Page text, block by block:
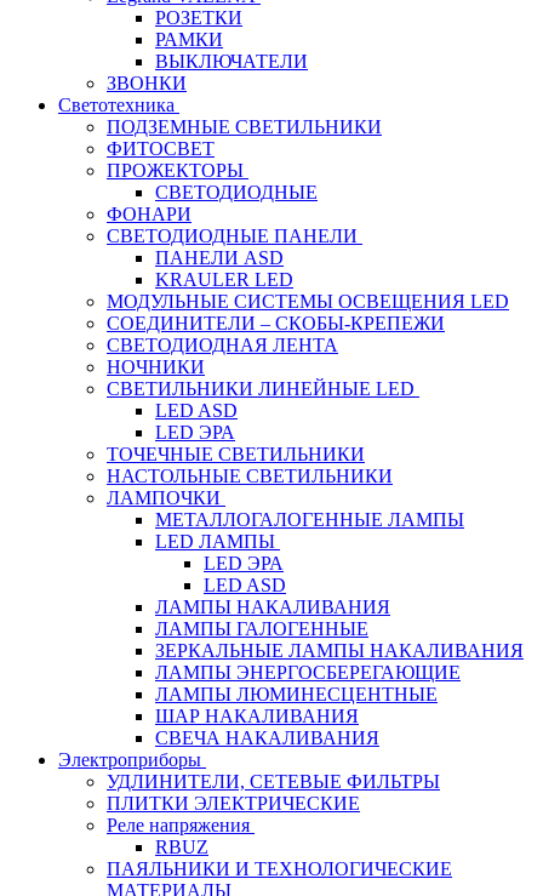
РОЗЕТКИ
РАМКИ
ВЫКЛЮЧАТЕЛИ
ЗВОНКИ
Светотехника
ПОДЗЕМНЫЕ СВЕТИЛЬНИКИ
ФИТОСВЕТ
ПРОЖЕКТОРЫ
СВЕТОДИОДНЫЕ
ФОНАРИ
СВЕТОДИОДНЫЕ ПАНЕЛИ
ПАНЕЛИ ASD
KRAULER LED
МОДУЛЬНЫЕ СИСТЕМЫ ОСВЕЩЕНИЯ LED
СОЕДИНИТЕЛИ – СКОБЫ-КРЕПЕЖИ
СВЕТОДИОДНАЯ ЛЕНТА
НОЧНИКИ
СВЕТИЛЬНИКИ ЛИНЕЙНЫЕ LED
LED ASD
LED ЭРА
ТОЧЕЧНЫЕ СВЕТИЛЬНИКИ
НАСТОЛЬНЫЕ СВЕТИЛЬНИКИ
ЛАМПОЧКИ
МЕТАЛЛОГАЛОГЕННЫЕ ЛАМПЫ
LED ЛАМПЫ
LED ЭРА
LED ASD
ЛАМПЫ НАКАЛИВАНИЯ
ЛАМПЫ ГАЛОГЕННЫЕ
ЗЕРКАЛЬНЫЕ ЛАМПЫ НАКАЛИВАНИЯ
ЛАМПЫ ЭНЕРГОСБЕРЕГАЮЩИЕ
ЛАМПЫ ЛЮМИНЕСЦЕНТНЫЕ
ШАР НАКАЛИВАНИЯ
СВЕЧА НАКАЛИВАНИЯ
Электроприборы
УДЛИНИТЕЛИ, СЕТЕВЫЕ ФИЛЬТРЫ
ПЛИТКИ ЭЛЕКТРИЧЕСКИЕ
Реле напряжения
RBUZ
ПАЯЛЬНИКИ И ТЕХНОЛОГИЧЕСКИЕ
МАТЕРИАЛЫ